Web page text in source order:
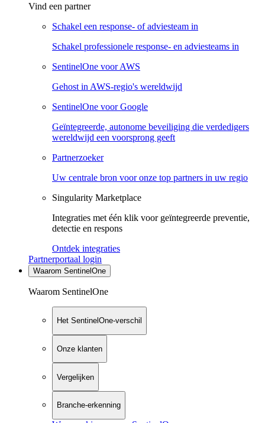
Vind een partner
Schakel een response- of adviesteam in
Schakel professionele response- en adviesteams in
SentinelOne voor AWS
Gehost in AWS-regio's wereldwijd
SentinelOne voor Google
Geïntegreerde, autonome beveiliging die verdedigers
wereldwijd een voorsprong geeft
Partnerzoeker
Uw centrale bron voor onze top partners in uw regio
Singularity Marketplace
Integraties met één klik voor geïntegreerde preventie,
detectie en respons
Ontdek integraties
Partnerportaal login
Waarom SentinelOne
Waarom SentinelOne
Het SentinelOne-verschil
Onze klanten
Vergelijken
Branche-erkenning